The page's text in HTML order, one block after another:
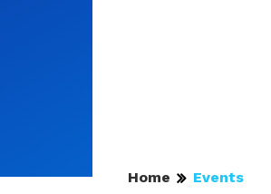
Home Events